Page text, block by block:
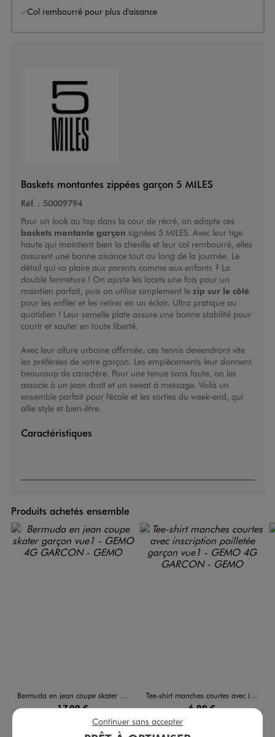
Col rembourré pour plus d'aisance
Baskets montantes zippées garçon 5 MILES
Réf. : 50009794
Pour un look au top dans la cour de récré, on adopte ces
baskets montante garçon signées 5 MILES. Avec leur tige
haute qui maintient bien la cheville et leur col rembourré, elles
assurent une bonne aisance tout au long de la journée. Le
détail qui va plaire aux parents comme aux enfants ? La
double fermeture ! On ajuste les lacets une fois pour un
maintien parfait, puis on utilise simplement le zip sur le côté
pour les enfiler et les retirer en un éclair. Ultra pratique au
quotidien ! Leur semelle plate assure une bonne stabilité pour
courir et sauter en toute liberté.
Avec leur allure urbaine affirmée, ces tennis deviendront vite
les préférées de votre garçon. Les empiècements leur donnent
beaucoup de caractère. Pour une tenue sans faute, on les
associe à un jean droit et un sweat à message. Voilà un
ensemble parfait pour l'école et les sorties du week-end, qui
allie style et bien-être.
Caractéristiques
Produits achetés ensemble
Bermuda en jean coupe skater garçon
17,99 €
-50% sur le 2ème produit d'été
Tee-shirt manches courtes avec inscription pailletée garçon
6,99 €
Continuer sans accepter